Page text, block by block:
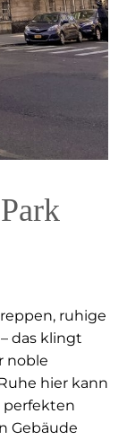
ruhige
das klingt
noble
hier kann
perfekten
Gebäude